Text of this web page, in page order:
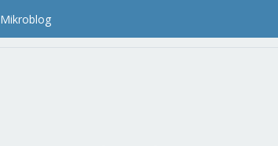
Mikroblog